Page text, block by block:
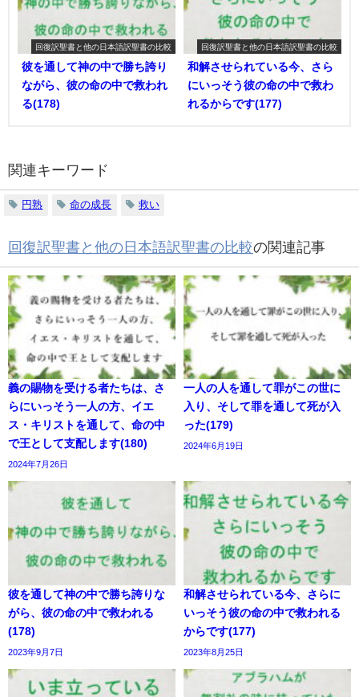
回復訳聖書と他の日本語訳聖書の比較
彼を通して神の中で勝ち誇り
ながら、彼の命の中で救われ
る(178)
回復訳聖書と他の日本語訳聖書の比較
和解させられている今、さら
にいっそう彼の命の中で救わ
れるからです(177)
関連キーワード
円熟 命の成長 救い
回復訳聖書と他の日本語訳聖書の比較の関連記事
義の賜物を受ける者たちは、さ
らにいっそう一人の方、イエ
ス・キリストを通して、命の中
で王として支配します(180)
2024年7月26日
一人の人を通して罪がこの世に
入り、そして罪を通して死が入
った(179)
2024年6月19日
彼を通して神の中で勝ち誇りな
がら、彼の命の中で救われる
(178)
2023年9月7日
和解させられている今、さらに
いっそう彼の命の中で救われる
からです(177)
2023年8月25日